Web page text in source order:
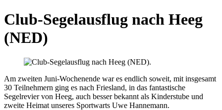
Club-Segelausflug nach Heeg
(NED)
Am zweiten Juni-Wochenende war es endlich soweit, mit insgesamt
30 Teilnehmern ging es nach Friesland, in das fantastische
Segelrevier von Heeg, auch besser bekannt als Kinderstube und
zweite Heimat unseres Sportwarts Uwe Hannemann.